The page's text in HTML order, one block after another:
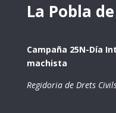
La Pobla
Campaña 25N-Día
machista
Regidoria de Drets